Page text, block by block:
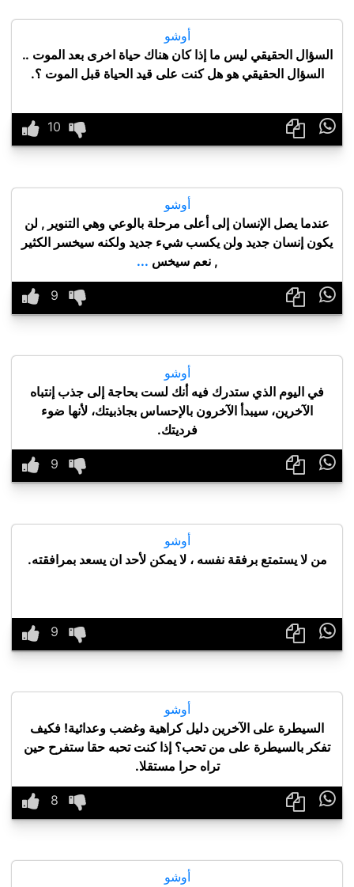
أوشو
السؤال الحقيقي ليس ما إذا كان هناك حياة اخرى بعد الموت ..
السؤال الحقيقي هو هل كنت على قيد الحياة قبل الموت ؟.

أوشو
عندما يصل الإنسان إلى أعلى مرحلة بالوعي وهي التنوير , لن
يكون إنسان جديد ولن يكسب شيء جديد ولكنه سيخسر الكثير
, نعم سيخس ...

أوشو
في اليوم الذي ستدرك فيه أنك لست بحاجة إلى جذب إنتباه
الآخرين، سيبدأ الآخرون بالإحساس بجاذبيتك، لأنها ضوء
فرديتك.

أوشو
من لا يستمتع برفقة نفسه ، لا يمكن لأحد ان يسعد بمرافقته.

أوشو
السيطرة على الآخرين دليل كراهية وغضب وعدائية! فكيف
تفكر بالسيطرة على من تحب؟ إذا كنت تحبه حقا ستفرح حين
تراه حرا مستقلا.

أوشو